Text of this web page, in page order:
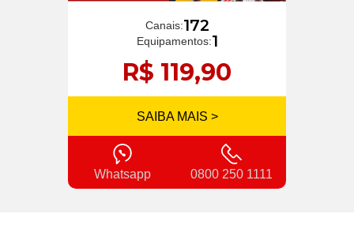
Canais:172
Equipamentos:1
R$ 119,90
SAIBA MAIS >
Whatsapp 0800 250 1111